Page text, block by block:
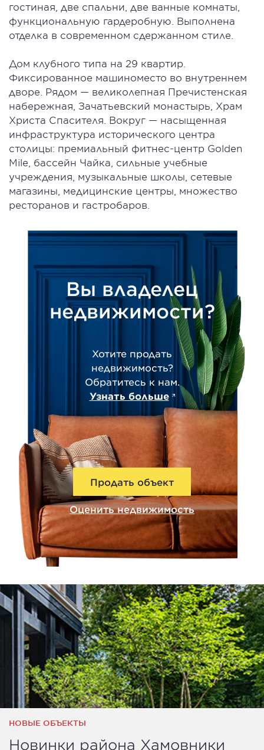
гостиная, две спальни, две ванные комнаты,
функциональную гардеробную. Выполнена
отделка в современном сдержанном стиле.
Дом клубного типа на 29 квартир.
Фиксированное машиноместо во внутреннем
дворе. Рядом — великолепная Пречистенская
набережная, Зачатьевский монастырь, Храм
Христа Спасителя. Вокруг — насыщенная
инфраструктура исторического центра
столицы: премиальный фитнес-центр Golden
Mile, бассейн Чайка, сильные учебные
учреждения, музыкальные школы, сетевые
магазины, медицинские центры, множество
ресторанов и гастробаров.
Вы владелец
недвижимости?
Хотите продать
недвижимость?
Обратитесь к нам.
Узнать больше
Продать объект
Оценить недвижимость
НОВЫЕ ОБЪЕКТЫ
Новинки района Хамовники